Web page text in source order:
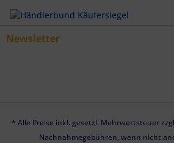
Newsletter
* Alle Preise inkl. gesetzl. Mehrwertsteuer
Nachnahmegebühren, wenn nicht